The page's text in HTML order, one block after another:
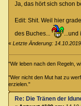
Ja, das hört sich schon
Edit: Shit. Weil hier
des Buches...
...und
«Letzte Änderung:
"Wir leben nach den Regeln,
"Wer nicht den Mut hat zu
erzielen."
Re: Die Tränen der